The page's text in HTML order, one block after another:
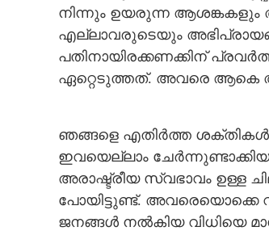
നിന്നും ഉയരുന്ന ആശങ്കകളും
എല്ലാവരുടെയും
പതിനായിരക്കണക്കിന്
ഏറ്റെടുത്തത്. അവരെ ആകെ
ഞങ്ങളെ എതിർത്ത ശക്തികൾ
ഇവയെല്ലാം
അരാഷ്ട്രീയ സ്വഭാവം ഉള്ള
പോയിട്ടുണ്ട്. അവരെയൊക്കെ
ജനങ്ങൾ നൽകിയ വിധിയെ